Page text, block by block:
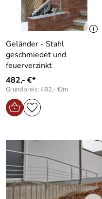
Geländer - Stahl
geschmiedet und
feuerverzinkt
482,- €*
Grundpreis: 482,- €/m